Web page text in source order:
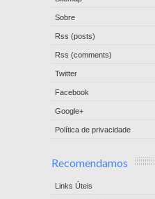
Sobre
Rss (posts)
Rss (comments)
Twitter
Facebook
Google+
Política de privacidade
Recomendamos
Links Úteis